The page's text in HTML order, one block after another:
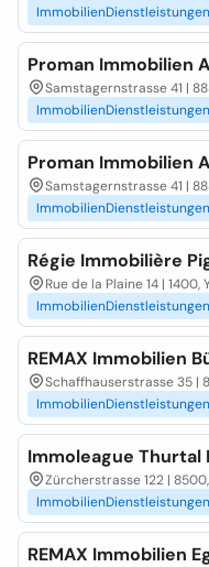
ImmobilienDienstleistungen
Proman Immobilien
Samstagernstrasse 41 |
ImmobilienDienstleistungen
Proman Immobilien
Samstagernstrasse 41 |
ImmobilienDienstleistungen
Régie Immobilière
Rue de la Plaine 14 |
ImmobilienDienstleistungen
REMAX Immobilien
Schaffhauserstrasse 35 |
ImmobilienDienstleistungen
Immoleague Thurtal
Zürcherstrasse 122 |
ImmobilienDienstleistungen
REMAX Immobilien